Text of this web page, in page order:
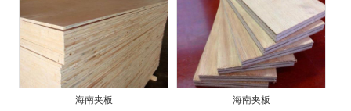
海南夹板 海南夹板